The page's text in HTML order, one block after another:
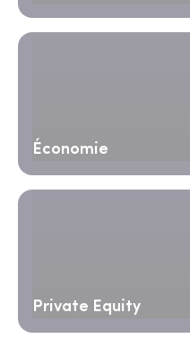
Économie
Private Equity